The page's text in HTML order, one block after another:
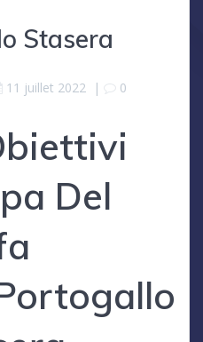
Stasera
11 juillet 2022 | 0
Del